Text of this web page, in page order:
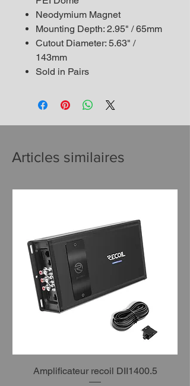
Neodymium Magnet
Mounting Depth: 2.95" / 65mm
Cutout Diameter: 5.63" /
143mm
Sold in Pairs
Articles similaires
Amplificateur recoil DII1400.5